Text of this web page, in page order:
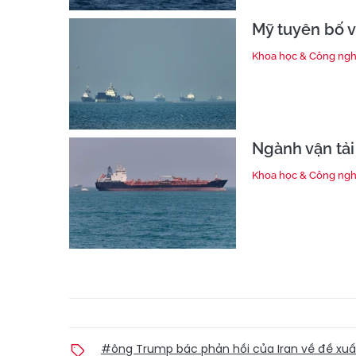
Mỹ tuyên bố
Khoa học & Công
Ngành vận
Khoa học & Công
#ông Trump bác phản hồi của Iran về đề